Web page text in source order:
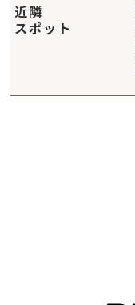
近隣
スポット
おばキャ
小平天然温